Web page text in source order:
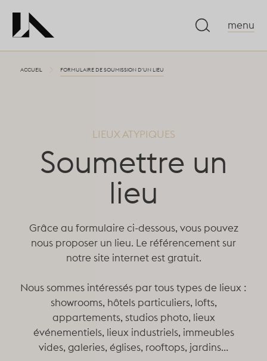
menu
ACCUEIL FORMULAIRE DE SOUMISSION D'UN LIEU
LIEUX ATYPIQUES
Soumettre un
lieu
Grâce au formulaire ci-dessous, vous pouvez
nous proposer un lieu. Le référencement sur
notre site internet est gratuit.
Nous sommes intéressés par tous types de lieux :
showrooms, hôtels particuliers, lofts,
appartements, studios photo, lieux
événementiels, lieux industriels, immeubles
vides, galeries, églises, rooftops, jardins…